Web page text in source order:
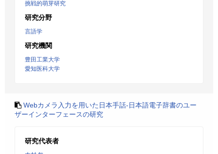
挑戦的萌芽研究
研究分野
言語学
研究機関
豊田工業大学
愛知医科大学
Webカメラ入力を用いた日本手話-日本語電子辞書のユー
ザーインターフェースの研究
研究代表者